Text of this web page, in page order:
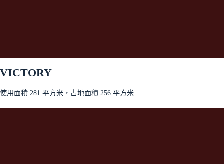
VICTORY
使用面積 281 平方米，占地面積 256 平方米